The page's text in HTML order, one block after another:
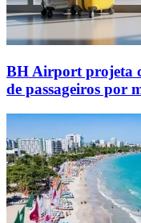
BH Airport projeta
de passageiros por